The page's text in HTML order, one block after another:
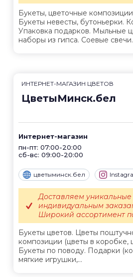
Букеты, цветочные
Букеты невесты, бутоньерки.
Упаковка подарков. Мыльные
наборы из гипса. Соевые
ИНТЕРНЕТ-МАГАЗИН ЦВЕТОВ
ЦветыМинск.бел
Интернет-магазин
пн-пт: 07:00-20:00
сб-вс: 09:00-20:00
цветыминск.бел
Букеты цветов. Цветы
композиции (цветы в коробке,
Букеты по поводу. Подарки
мягкие игрушки,...
Доставляем уникальные
индивидуальным
Широкий ассортимент